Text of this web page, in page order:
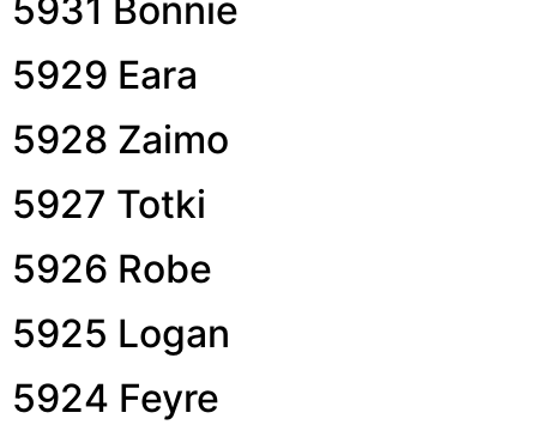
5931 Bonnie
5929 Eara
5928 Zaimo
5927 Totki
5926 Robe
5925 Logan
5924 Feyre